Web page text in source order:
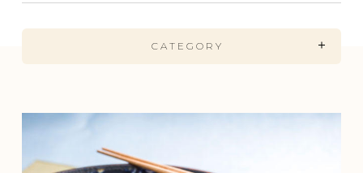
CATEGORY